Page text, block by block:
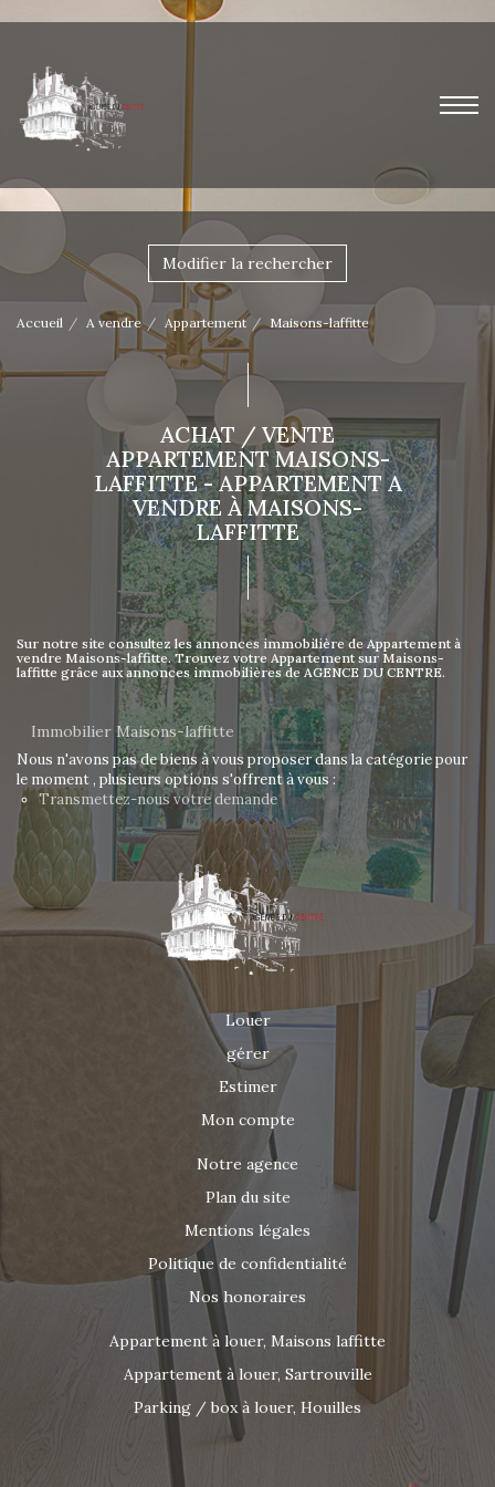
Modifier la rechercher
Accueil A vendre Appartement Maisons-laffitte
ACHAT / VENTE
APPARTEMENT MAISONS-
LAFFITTE - APPARTEMENT A
VENDRE À MAISONS-
LAFFITTE
Sur notre site consultez les annonces immobilière de Appartement à
vendre Maisons-laffitte. Trouvez votre Appartement sur Maisons-
laffitte grâce aux annonces immobilières de AGENCE DU CENTRE.
Immobilier Maisons-laffitte
Nous n'avons pas de biens à vous proposer dans la catégorie pour
le moment , plusieurs options s'offrent à vous :
Transmettez-nous votre demande
Louer
gérer
Estimer
Mon compte
Notre agence
Plan du site
Mentions légales
Politique de confidentialité
Nos honoraires
Appartement à louer, Maisons laffitte
Appartement à louer, Sartrouville
Parking / box à louer, Houilles